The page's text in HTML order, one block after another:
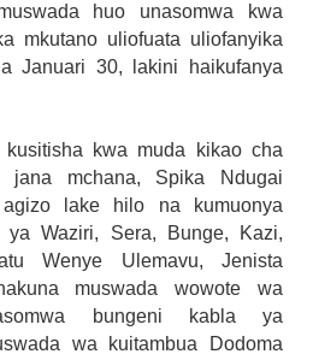
huo unasomwa kwa
mkutano uliofuata uliofanyika
Januari 30, lakini haikufanya
kwa muda kikao cha
jana mchana, Spika Ndugai
lake hilo na kumuonya
Waziri, Sera, Bunge, Kazi,
Wenye Ulemavu, Jenista
muswada wowote wa
bungeni kabla ya
wa kuitambua Dodoma